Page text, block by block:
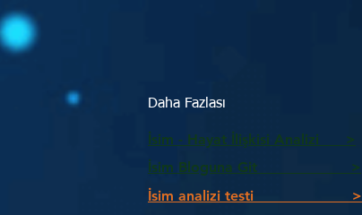
Daha Fazlası
İsim - Hayat İlişkisi Analizi >
İsim Bloguna Git >
İsim analizi testi >